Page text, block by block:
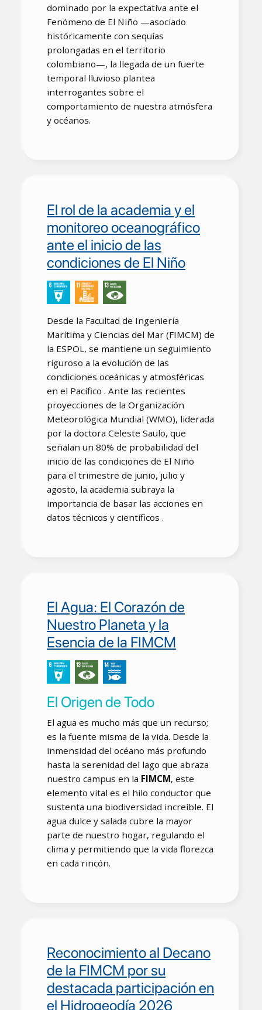
dominado por la expectativa ante el
Fenómeno de El Niño —asociado
históricamente con sequías
prolongadas en el territorio
colombiano—, la llegada de un fuerte
temporal lluvioso plantea
interrogantes sobre el
comportamiento de nuestra atmósfera
y océanos.
El rol de la academia y el
monitoreo oceanográfico
ante el inicio de las
condiciones de El Niño
Desde la Facultad de Ingeniería
Marítima y Ciencias del Mar (FIMCM) de
la ESPOL, se mantiene un seguimiento
riguroso a la evolución de las
condiciones oceánicas y atmosféricas
en el Pacífico . Ante las recientes
proyecciones de la Organización
Meteorológica Mundial (WMO), liderada
por la doctora Celeste Saulo, que
señalan un 80% de probabilidad del
inicio de las condiciones de El Niño
para el trimestre de junio, julio y
agosto, la academia subraya la
importancia de basar las acciones en
datos técnicos y científicos .
El Agua: El Corazón de
Nuestro Planeta y la
Esencia de la FIMCM
El Origen de Todo
El agua es mucho más que un recurso;
es la fuente misma de la vida. Desde la
inmensidad del océano más profundo
hasta la serenidad del lago que abraza
nuestro campus en la FIMCM, este
elemento vital es el hilo conductor que
sustenta una biodiversidad increíble. El
agua dulce y salada cubre la mayor
parte de nuestro hogar, regulando el
clima y permitiendo que la vida florezca
en cada rincón.
Reconocimiento al Decano
de la FIMCM por su
destacada participación en
el Hidrogeodía 2026